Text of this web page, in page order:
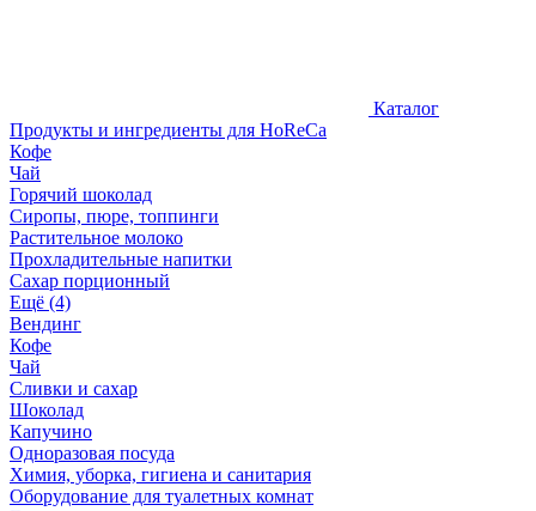
Каталог
Продукты и ингредиенты для HoReCa
Кофе
Чай
Горячий шоколад
Сиропы, пюре, топпинги
Растительное молоко
Прохладительные напитки
Сахар порционный
Ещё (4)
Вендинг
Кофе
Чай
Сливки и сахар
Шоколад
Капучино
Одноразовая посуда
Химия, уборка, гигиена и санитария
Оборудование для туалетных комнат